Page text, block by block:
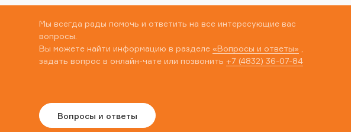
Мы всегда рады помочь и ответить на все интересующие вас
вопросы.
Вы можете найти информацию в разделе «Вопросы и ответы»
задать вопрос в онлайн-чате или позвонить +7 (4832) 36-07-84
Вопросы и ответы